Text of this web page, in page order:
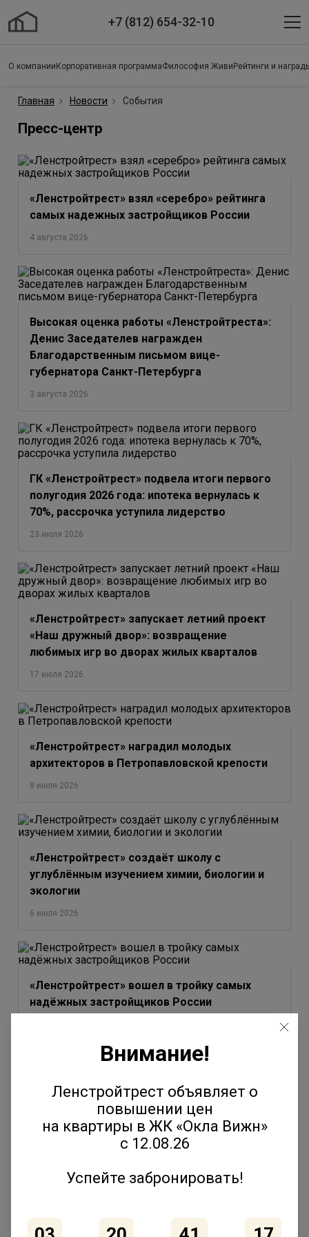
+7 (812) 654-32-10
О компании Корпоративная программаФилософия Живи Рейтинги и
Главная Новости События
Пресс-центр
«Ленстройтрест» взял «серебро» рейтинга
самых надежных застройщиков России
4 августа 2026
Высокая оценка работы «Ленстройтреста»:
Денис Заседателев награжден
Благодарственным письмом вице-
губернатора Санкт-Петербурга
3 августа 2026
ГК «Ленстройтрест» подвела итоги первого
полугодия 2026 года: ипотека вернулась к
70%, рассрочка уступила лидерство
23 июля 2026
«Ленстройтрест» запускает летний проект
«Наш дружный двор»: возвращение
любимых игр во дворах жилых кварталов
17 июля 2026
«Ленстройтрест» наградил молодых
архитекторов в Петропавловской крепости
8 июля 2026
«Ленстройтрест» создаёт школу с
углублённым изучением химии, биологии и
экологии
6 июля 2026
«Ленстройтрест» вошел в тройку самых
надёжных застройщиков России
Юлия Молчанова выступила на форуме
«Движение» с темой эволюции соседских
Внимание!
Ленстройтрест объявляет о
повышении цен
на квартиры в ЖК «Окла Вижн»
с 12.08.26
Успейте забронировать!